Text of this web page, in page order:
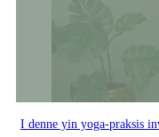
I denne yin yoga-praksis